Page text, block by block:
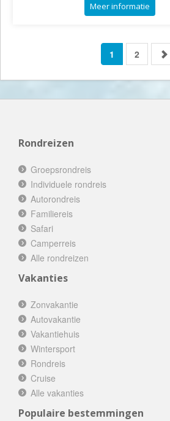
Meer informatie
1 2
Rondreizen
Groepsrondreis
Individuele rondreis
Autorondreis
Familiereis
Safari
Camperreis
Alle rondreizen
Vakanties
Zonvakantie
Autovakantie
Vakantiehuis
Wintersport
Rondreis
Cruise
Alle vakanties
Populaire bestemmingen